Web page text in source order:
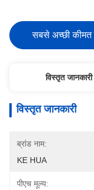
सबसे अच्छी कीमत
विस्तृत जानकारी
विस्तृत जानकारी
ब्रांड नाम:
KE HUA
पीएच मूल्य: